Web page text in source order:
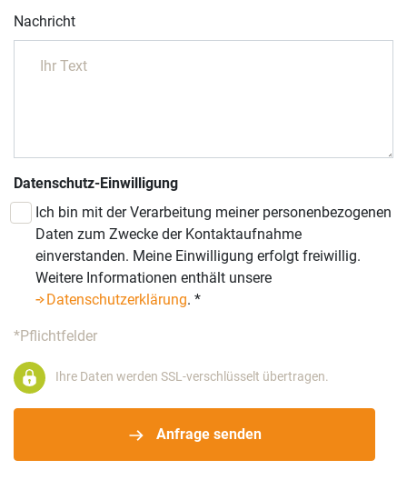
Nachricht
Datenschutz-Einwilligung
Ich bin mit der Verarbeitung meiner personenbezogenen
Daten zum Zwecke der Kontaktaufnahme
einverstanden. Meine Einwilligung erfolgt freiwillig.
Weitere Informationen enthält unsere
Datenschutzerklärung. *
*Pflichtfelder
Anfrage senden
Ihre Daten werden SSL-verschlüsselt übertragen.